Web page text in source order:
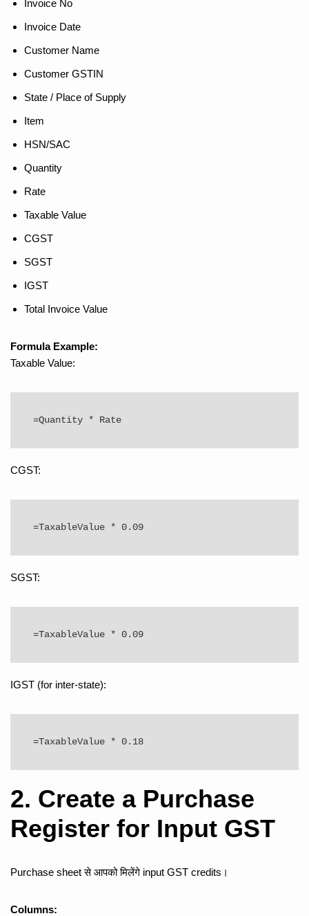
Invoice No
Invoice Date
Customer Name
Customer GSTIN
State / Place of Supply
Item
HSN/SAC
Quantity
Rate
Taxable Value
CGST
SGST
IGST
Total Invoice Value
Formula Example:
Taxable Value:
CGST:
SGST:
IGST (for inter-state):
=TaxableValue * 0.18
2. Create a Purchase
Register for Input GST
Purchase sheet से आपको मिलेंगे input GST credits।
Columns: